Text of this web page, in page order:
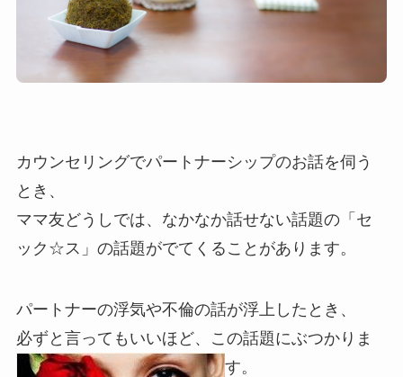
カウンセリングでパートナーシップのお話を伺う
とき、
ママ友どうしでは、なかなか話せない話題の「セ
ック☆ス」の話題がでてくることがあります。
パートナーの浮気や不倫の話が浮上したとき、
必ずと言ってもいいほど、この話題にぶつかりま
す。